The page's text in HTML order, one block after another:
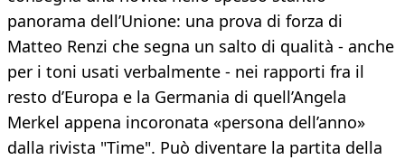
panorama dell’Unione: una prova di forza di
Matteo Renzi che segna un salto di qualità - anche
per i toni usati verbalmente - nei rapporti fra il
resto d’Europa e la Germania di quell’Angela
Merkel appena incoronata «persona dell’anno»
dalla rivista "Time". Può diventare la partita della